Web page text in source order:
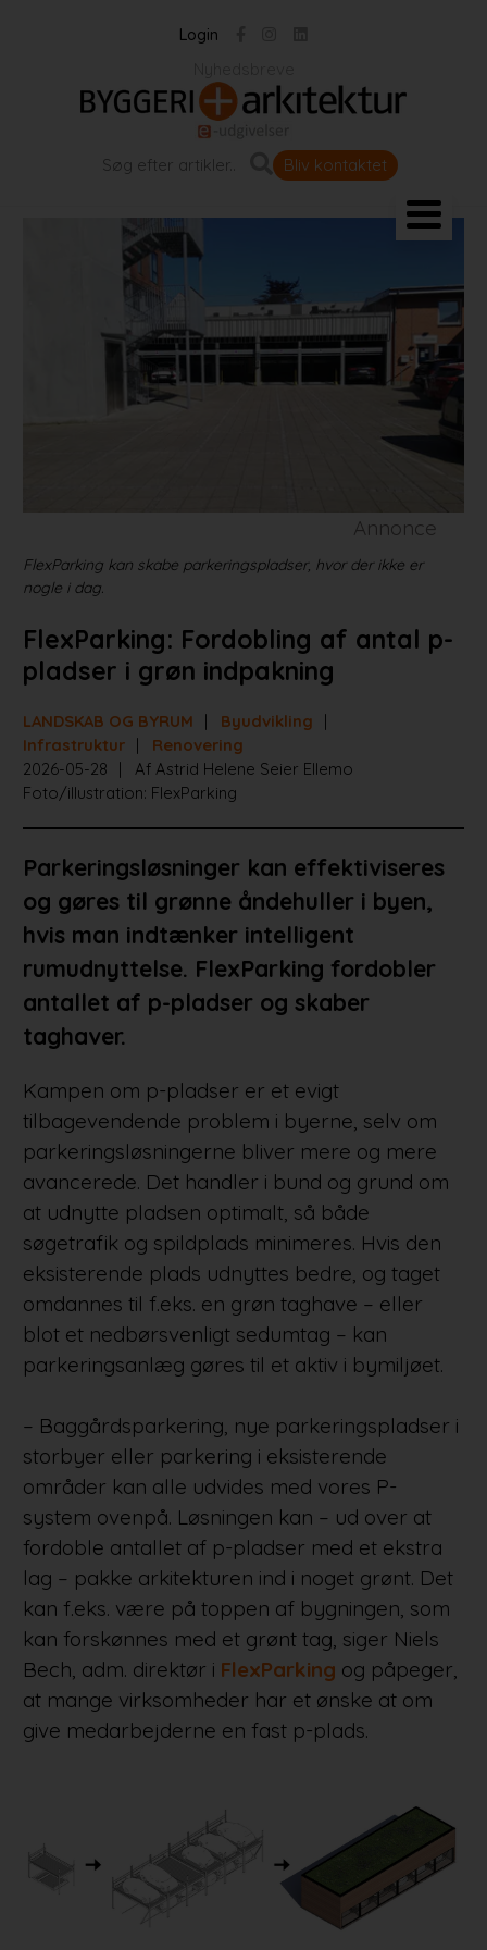
Login
Bliv kontaktet
Landskab og byrum
Projekter
Partnere
Annonce
FlexParking kan skabe parkeringspladser, hvor der ikke er
nogle i dag.
FlexParking: Fordobling af antal p-
pladser i grøn indpakning
LANDSKAB OG BYRUM
Byudvikling
Infrastruktur
Renovering
2026-05-28
Af Astrid Helene Seier Ellemo
Foto/illustration: FlexParking
Parkeringsløsninger kan effektiviseres
og gøres til grønne åndehuller i byen,
hvis man indtænker intelligent
rumudnyttelse. FlexParking fordobler
antallet af p-pladser og skaber
taghaver.
Kampen om p-pladser er et evigt
tilbagevendende problem i byerne, selv om
parkeringsløsningerne bliver mere og mere
avancerede. Det handler i bund og grund om
at udnytte pladsen optimalt, så både
søgetrafik og spildplads minimeres. Hvis den
eksisterende plads udnyttes bedre, og taget
omdannes til f.eks. en grøn taghave – eller
blot et nedbørsvenligt sedumtag – kan
parkeringsanlæg gøres til et aktiv i bymiljøet.
– Baggårdsparkering, nye parkeringspladser i
storbyer eller parkering i eksisterende
områder kan alle udvides med vores P-
system ovenpå. Løsningen kan – ud over at
fordoble antallet af p-pladser med et ekstra
lag – pakke arkitekturen ind i noget grønt. Det
kan f.eks. være på toppen af bygningen, som
kan forskønnes med et grønt tag, siger Niels
Bech, adm. direktør i FlexParking og påpeger,
at mange virksomheder har et ønske at om
give medarbejderne en fast p-plads.